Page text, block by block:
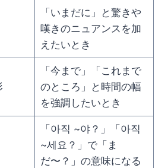
「いまだに」と驚きや
嘆きのニュアンスを加
えたいとき
「今まで」「これまで
のところ」と時間の幅
を強調したいとき
「아직 ~야？」「아직
~세요？」で「ま
だ〜？」の意味になる